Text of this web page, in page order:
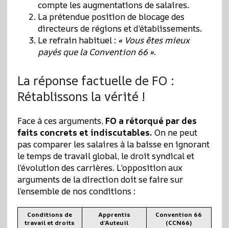
compte les augmentations de salaires.
La prétendue position de blocage des
directeurs de régions et d’établissements.
Le refrain habituel : « Vous êtes mieux
payés que la Convention 66 ».
La réponse factuelle de FO :
Rétablissons la vérité !
Face à ces arguments,FO a rétorqué par des
faits concrets et indiscutables. On ne peut
pas comparer les salaires à la baisse en ignorant
le temps de travail global, le droit syndical et
l’évolution des carrières. L’opposition aux
arguments de la direction doit se faire sur
l’ensemble de nos conditions :
Conditions de
travail et droits
Apprentis
d’Auteuil
Convention 66
(CCN66)